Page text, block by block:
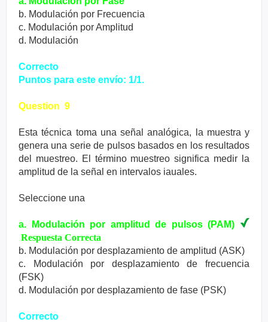
b. Modulación por Frecuencia
c. Modulación por Amplitud
d. Modulación
Correcto
Puntos para este envío: 1/1.
Question 9
Esta técnica toma una señal analógica, la muestra y
genera una serie de pulsos basados en los resultados
del muestreo. El término muestreo significa medir la
amplitud de la señal en intervalos iauales.
Seleccione una
a. Modulación por amplitud de pulsos (PAM)
Respuesta Correcta
b. Modulación por desplazamiento de amplitud (ASK)
c. Modulación por desplazamiento de frecuencia
(FSK)
d. Modulación por desplazamiento de fase (PSK)
Correcto